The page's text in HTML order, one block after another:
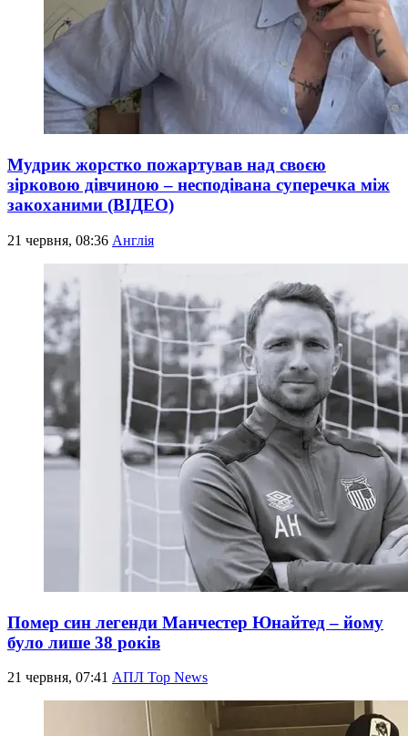
Мудрик жорстко пожартував над своєю
зірковою дівчиною – несподівана суперечка між
закоханими (ВІДЕО)
21 червня, 08:36 Англія
Помер син легенди Манчестер Юнайтед – йому
було лише 38 років
21 червня, 07:41 АПЛ Top News